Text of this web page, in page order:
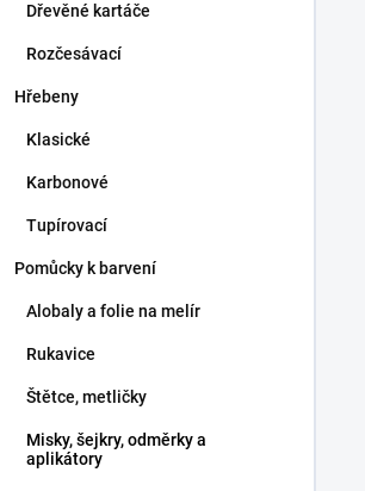
Dřevěné kartáče
Rozčesávací
Hřebeny
Klasické
Karbonové
Tupírovací
Pomůcky k barvení
Alobaly a folie na melír
Rukavice
Štětce, metličky
Misky, šejkry, odměrky a
aplikátory